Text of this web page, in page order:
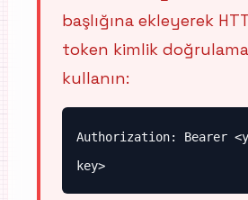
başlığına ekleyerek
token kimlik
kullanın:
Authorization: Bearer
key>